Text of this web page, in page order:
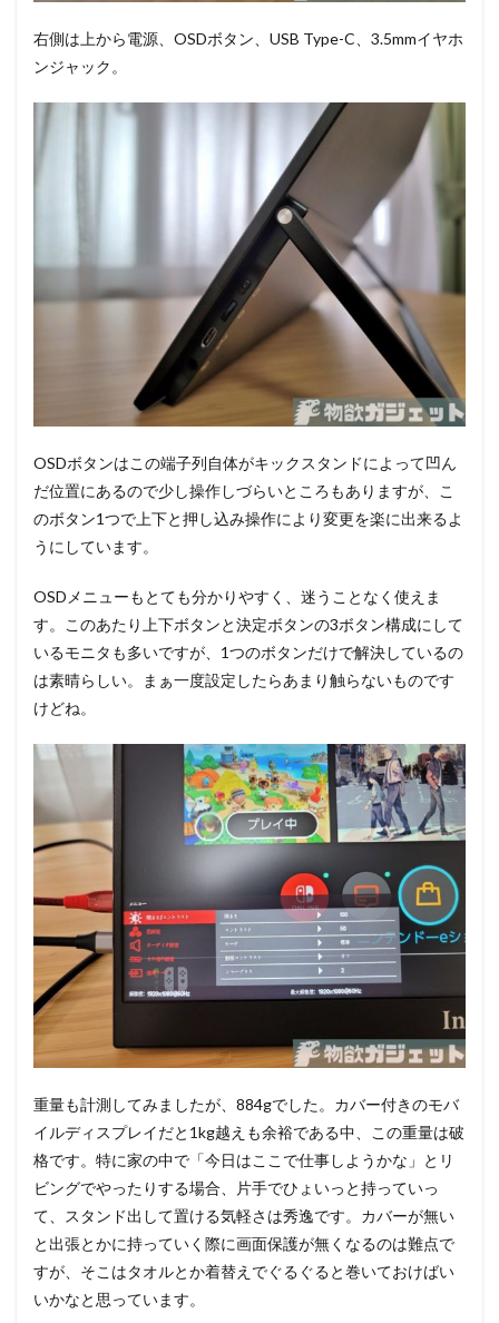
右側は上から電源、OSDボタン、USB Type-C、3.5mmイヤホ
ンジャック。
OSDボタンはこの端子列自体がキックスタンドによって凹ん
だ位置にあるので少し操作しづらいところもありますが、こ
のボタン1つで上下と押し込み操作により変更を楽に出来るよ
うにしています。
OSDメニューもとても分かりやすく、迷うことなく使えま
す。このあたり上下ボタンと決定ボタンの3ボタン構成にして
いるモニタも多いですが、1つのボタンだけで解決しているの
は素晴らしい。まぁ一度設定したらあまり触らないものです
けどね。
重量も計測してみましたが、884gでした。カバー付きのモバ
イルディスプレイだと1kg越えも余裕である中、この重量は破
格です。特に家の中で「今日はここで仕事しようかな」とリ
ビングでやったりする場合、片手でひょいっと持っていっ
て、スタンド出して置ける気軽さは秀逸です。カバーが無い
と出張とかに持っていく際に画面保護が無くなるのは難点で
すが、そこはタオルとか着替えでぐるぐると巻いておけばい
いかなと思っています。